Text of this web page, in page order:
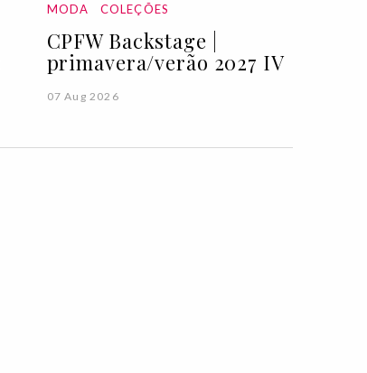
MODA COLEÇÕES
CPFW Backstage |
primavera/verão 2027 IV
07 Aug 2026